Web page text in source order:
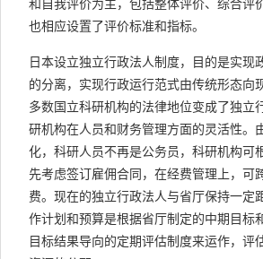
和自我评价为主，包括整体评价、综合评
也相应设置了评价标准和指标。
日本设立独立行政法人制度，目的是实现
的分离，实现行政运行范式由传统形态向
多数国立科研机构的法律地位变成了独立
研机构在人员和财务管理方面的灵活性。
化，科研人员不再是公务员，科研机构可
先考虑签订雇佣合同，在经费管理上，可
费。现在的独立行政法人与省厅保持一定
作计划和预算是根据省厅制定的中期目标
目标结果导向的定期评估制度来运作，评